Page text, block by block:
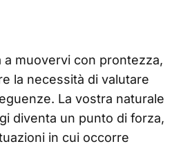
a muovervi con prontezza,
la necessità di valutare
La vostra naturale
diventa un punto di forza,
in cui occorre